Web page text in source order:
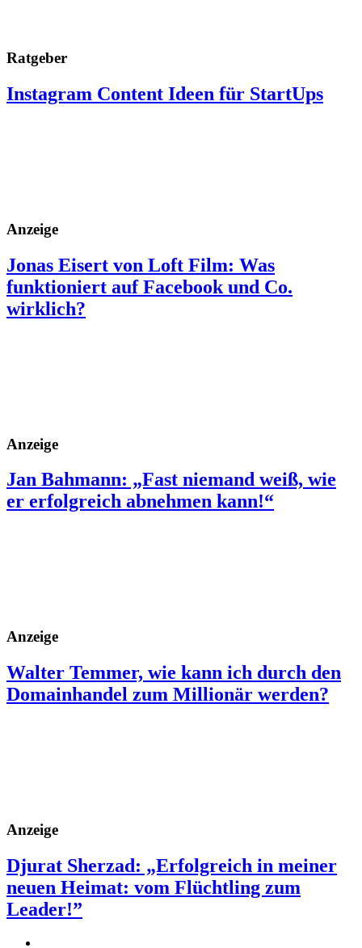
Ratgeber
Instagram Content Ideen für StartUps
Anzeige
Jonas Eisert von Loft Film: Was
funktioniert auf Facebook und Co.
wirklich?
Anzeige
Jan Bahmann: „Fast niemand weiß, wie
er erfolgreich abnehmen kann!“
Anzeige
Walter Temmer, wie kann ich durch den
Domainhandel zum Millionär werden?
Anzeige
Djurat Sherzad: „Erfolgreich in meiner
neuen Heimat: vom Flüchtling zum
Leader!”